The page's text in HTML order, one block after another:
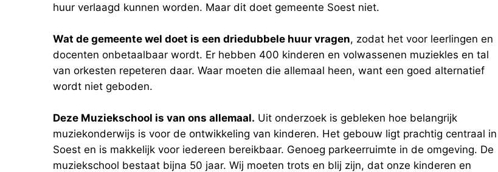
huur verlaagd kunnen worden. Maar dit doet gemeente Soest niet.
Wat de gemeente wel doet is een driedubbele huur vragen, zodat het voor leerlingen en
docenten onbetaalbaar wordt. Er hebben 400 kinderen en volwassenen muziekles en tal
van orkesten repeteren daar. Waar moeten die allemaal heen, want een goed alternatief
wordt niet geboden.
Deze Muziekschool is van ons allemaal. Uit onderzoek is gebleken hoe belangrijk
muziekonderwijs is voor de ontwikkeling van kinderen. Het gebouw ligt prachtig centraal in
Soest en is makkelijk voor iedereen bereikbaar. Genoeg parkeerruimte in de omgeving. De
muziekschool bestaat bijna 50 jaar. Wij moeten trots en blij zijn, dat onze kinderen en